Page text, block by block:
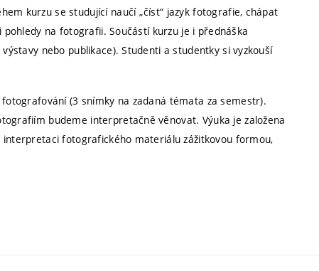
kurzu se studující naučí „číst“ jazyk fotografie, chápat
na fotografii. Součástí kurzu je i přednáška
nebo publikace). Studenti a studentky si vyzkouší
(3 snímky na zadaná témata za semestr).
budeme interpretačně věnovat. Výuka je založena
fotografického materiálu zážitkovou formou,